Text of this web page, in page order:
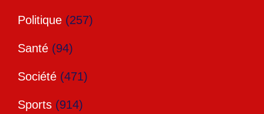
Politique (257)
Santé (94)
Société (471)
Sports (914)